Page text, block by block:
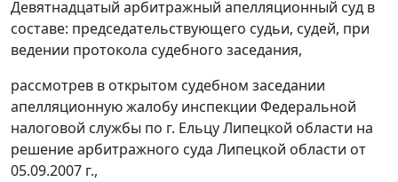
Девятнадцатый арбитражный апелляционный суд в
составе: председательствующего судьи, судей, при
ведении протокола судебного заседания,
рассмотрев в открытом судебном заседании
апелляционную жалобу инспекции Федеральной
налоговой службы по г. Ельцу Липецкой области на
решение арбитражного суда Липецкой области от
05.09.2007 г.,